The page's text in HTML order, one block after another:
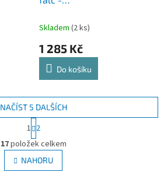
Skladem (2 ks)
1 285 Kč
Do košíku
O
v
l
á
NAČÍST 5 DALŠÍCH
t
r
á
n
k
1 2
17položek celkem
NAHORU